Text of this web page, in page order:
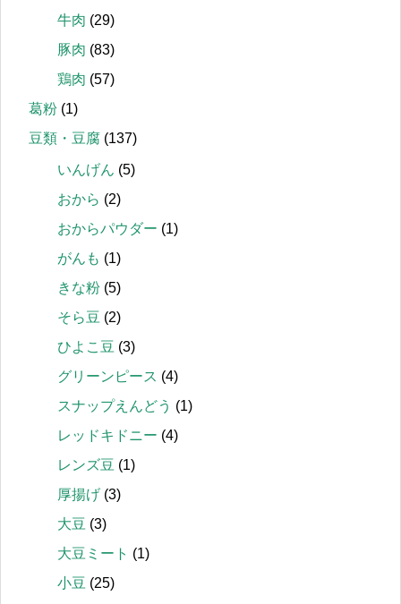
牛肉 (29)
豚肉 (83)
鶏肉 (57)
葛粉 (1)
豆類・豆腐 (137)
いんげん (5)
おから (2)
おからパウダー (1)
がんも (1)
きな粉 (5)
そら豆 (2)
ひよこ豆 (3)
グリーンピース (4)
スナップえんどう (1)
レッドキドニー (4)
レンズ豆 (1)
厚揚げ (3)
大豆 (3)
大豆ミート (1)
小豆 (25)